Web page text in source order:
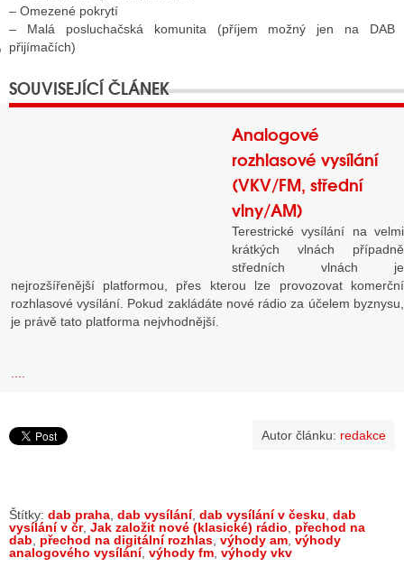
STARŠÍCH DISKUZÍ
– Omezené pokrytí
– Malá posluchačská komunita (příjem možný jen na DAB
přijímačích)
Analogové
rozhlasové vysílání
(VKV/FM, střední
vlny/AM)
Terestrické vysílání na velmi
krátkých vlnách případně
středních vlnách je
nejrozšířenější platformou, přes kterou lze provozovat komerční
rozhlasové vysílání. Pokud zakládáte nové rádio za účelem byznysu,
je právě tato platforma nejvhodnější.
Autor článku: redakce
Štítky: dab praha dab vysílání, dab vysílání v česku dab
vysílání v čr, Jak založit nové (klasické) rádio
přechod na
dab
přechod na digitální rozhlas výhody am výhody
analogového vysílání, výhody fm výhody vkv